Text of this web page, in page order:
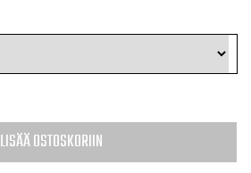
LISÄÄ OSTOSKORIIN